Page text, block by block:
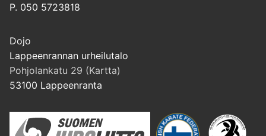
P. 050 5723818
Dojo
Lappeenrannan urheilutalo
Pohjolankatu 29 (Kartta)
53100 Lappeenranta